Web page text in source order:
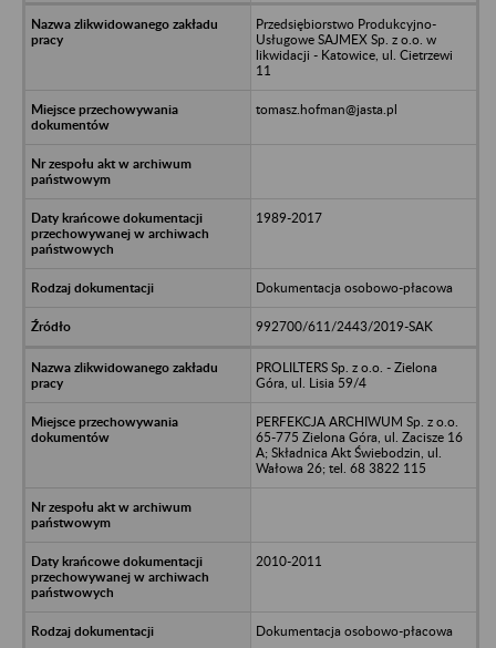
Przedsiębiorstwo Produkcyjno-
Usługowe SAJMEX Sp. z o.o. w
likwidacji - Katowice, ul. Cietrzewi
11
tomasz.hofman@jasta.pl
1989-2017
Dokumentacja osobowo-płacowa
992700/611/2443/2019-SAK
PROLILTERS Sp. z o.o. - Zielona
Góra, ul. Lisia 59/4
PERFEKCJA ARCHIWUM Sp. z o.o.
65-775 Zielona Góra, ul. Zacisze 16
A; Składnica Akt Świebodzin, ul.
Wałowa 26; tel. 68 3822 115
2010-2011
Dokumentacja osobowo-płacowa